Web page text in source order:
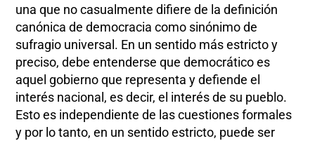
una que no casualmente difiere de la definición
canónica de democracia como sinónimo de
sufragio universal. En un sentido más estricto y
preciso, debe entenderse que democrático es
aquel gobierno que representa y defiende el
interés nacional, es decir, el interés de su pueblo.
Esto es independiente de las cuestiones formales
y por lo tanto, en un sentido estricto, puede ser